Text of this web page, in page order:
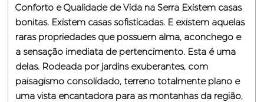
Conforto e Qualidade de Vida na Serra Existem casas
bonitas. Existem casas sofisticadas. E existem aquelas
raras propriedades que possuem alma, aconchego e
a sensação imediata de pertencimento. Esta é uma
delas. Rodeada por jardins exuberantes, com
paisagismo consolidado, terreno totalmente plano e
uma vista encantadora para as montanhas da região,